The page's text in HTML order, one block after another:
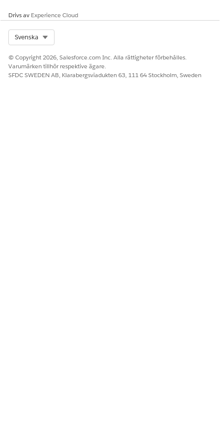
Drivs av Experience Cloud
Svenska
© Copyright 2026, Salesforce.com Inc. Alla rättigheter förbehålles.
Varumärken tillhör respektive ägare.
SFDC SWEDEN AB, Klarabergsviadukten 63, 111 64 Stockholm, Sweden